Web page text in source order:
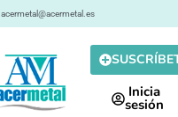
acermetal@acermetal.es
Inicia
sesión